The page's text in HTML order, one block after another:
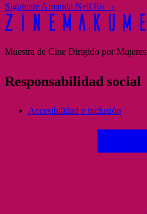
Siguiente Amanda Nell Eu →
Muestra de Cine Dirigido por Mujeres
Responsabilidad social
Accesibilidad e inclusión